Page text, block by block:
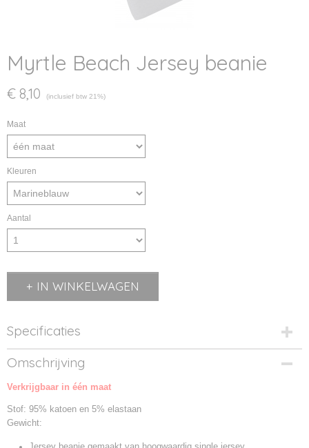
Myrtle Beach Jersey beanie
€ 8,10 (inclusief btw 21%)
Maat
Kleuren
Aantal
IN WINKELWAGEN
Specificaties
Productcode
MB7100-01
Productcode leverancier
Omschrijving
Verkrijgbaar in één maat
Stof: 95% katoen en 5% elastaan
Gewicht: